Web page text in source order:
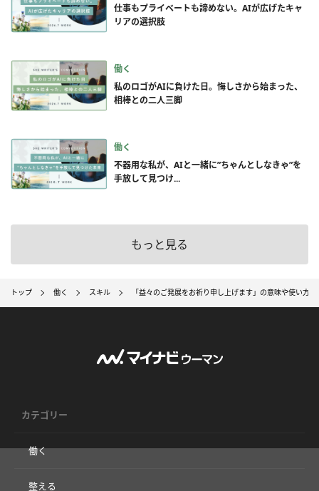
仕事もプライベートも諦めない。AIが広げたキャ
リアの選択肢
働く
私のロゴがAIに負けた日。悔しさから始まった、
相棒との二人三脚
働く
不器用な私が、AIと一緒に”ちゃんとしなきゃ”を
手放して見つけ...
もっと見る
トップ 働く スキル 「益々のご発展をお祈り申し上げます」の意味や使い方
カテゴリー
働く
整える